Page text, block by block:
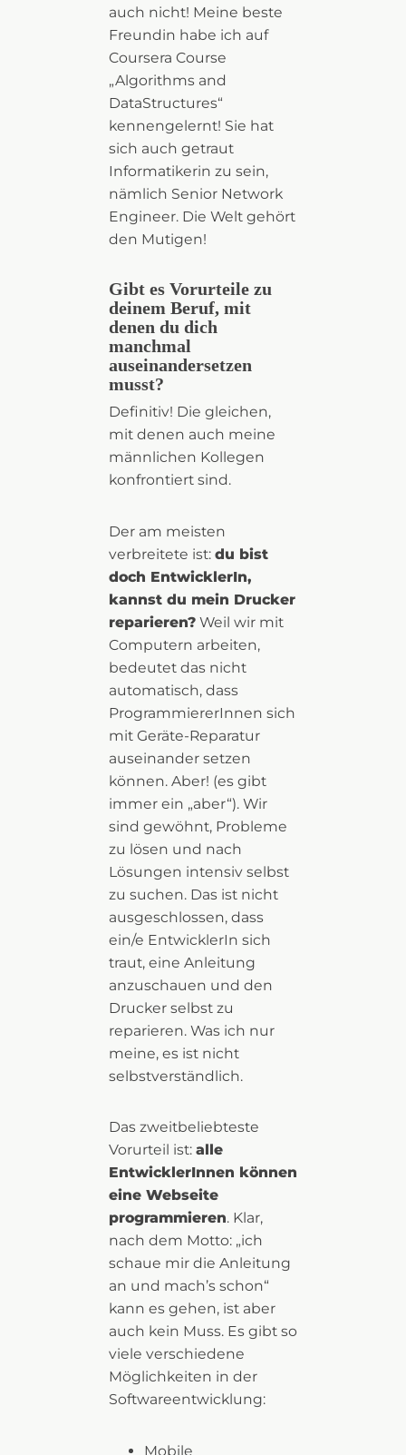
auch nicht! Meine beste
Freundin habe ich auf
Coursera Course
„Algorithms and
DataStructures“
kennengelernt! Sie hat
sich auch getraut
Informatikerin zu sein,
nämlich Senior Network
Engineer. Die Welt gehört
den Mutigen!
Gibt es Vorurteile zu
deinem Beruf, mit
denen du dich
manchmal
auseinandersetzen
musst?
Definitiv! Die gleichen,
mit denen auch meine
männlichen Kollegen
konfrontiert sind.
Der am meisten
verbreitete ist: du bist
doch EntwicklerIn,
kannst du mein Drucker
reparieren? Weil wir mit
Computern arbeiten,
bedeutet das nicht
automatisch, dass
ProgrammiererInnen sich
mit Geräte-Reparatur
auseinander setzen
können. Aber! (es gibt
immer ein „aber“). Wir
sind gewöhnt, Probleme
zu lösen und nach
Lösungen intensiv selbst
zu suchen. Das ist nicht
ausgeschlossen, dass
ein/e EntwicklerIn sich
traut, eine Anleitung
anzuschauen und den
Drucker selbst zu
reparieren. Was ich nur
meine, es ist nicht
selbstverständlich.
Das zweitbeliebteste
Vorurteil ist: alle
EntwicklerInnen können
eine Webseite
programmieren. Klar,
nach dem Motto: „ich
schaue mir die Anleitung
an und mach’s schon“
kann es gehen, ist aber
auch kein Muss. Es gibt so
viele verschiedene
Möglichkeiten in der
Softwareentwicklung:
Mobile